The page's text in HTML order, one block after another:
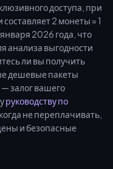
доступа, при
2 монеты = 1
2026 года, что
анализа выгодности
ли вы получить
дешевые пакеты
залог вашего
руководству по
не переплачивать,
и безопасные